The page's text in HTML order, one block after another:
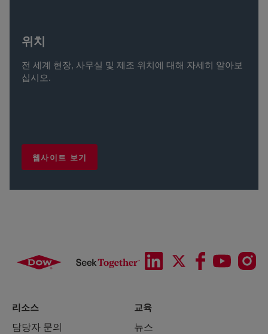
위치
전 세계 현장, 사무실 및 제조 위치에 대해 자세히 알아보
십시오.
웹사이트 보기
리소스
담당자 문의
교육
뉴스